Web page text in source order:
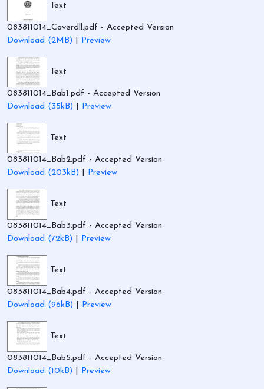
Text
083811014_Coverdll.pdf - Accepted Version
Download (2MB)
Preview
Text
083811014_Bab1.pdf - Accepted Version
Download (35kB)
Preview
Text
083811014_Bab2.pdf - Accepted Version
Download (203kB)
Preview
Text
083811014_Bab3.pdf - Accepted Version
Download (72kB)
Preview
Text
083811014_Bab4.pdf - Accepted Version
Download (96kB)
Preview
Text
083811014_Bab5.pdf - Accepted Version
Download (10kB)
Preview